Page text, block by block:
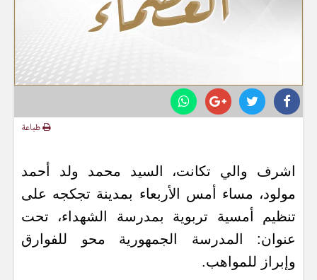
طباعة
اشرف والي تكانت، السيد محمد ولد أحمد
مولود، مساء أمس الأربعاء بمدينة تجكجه على
تنظيم أمسية تربوية بمدرسة الشهداء، تحت
عنوان: المدرسة الجمهورية محو للفوارق
وإبراز للمواهب.